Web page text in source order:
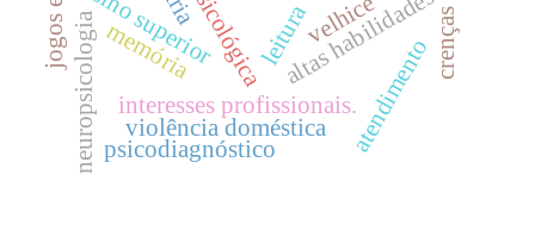
interesses profissionais.
altas habilidades
atendimento
neuropsicologia violência doméstica
crenças
psicodiagnóstico
leitura
memória velhice